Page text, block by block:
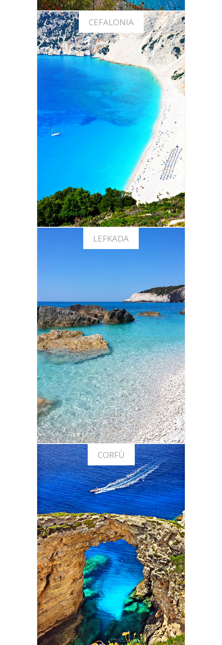
CEFALONIA
Offerte vacanze a Cefalonia
SCOPRI LE OFFERTE
LEFKADA
Offerte vacanze a Lefkada
SCOPRI LE OFFERTE
CORFÙ
Offerte vacanze a Corfù
SCOPRI LE OFFERTE